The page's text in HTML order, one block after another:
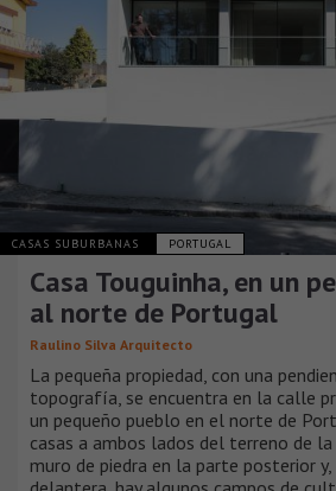
CASAS SUBURBANAS PORTUGAL
Casa Touguinha, en un
al norte de Portugal
Raulino Silva Arquitecto
La pequeña propiedad, con una
topografía, se encuentra en la calle
un pequeño pueblo en el norte de
casas a ambos lados del terreno de
muro de piedra en la parte posterior